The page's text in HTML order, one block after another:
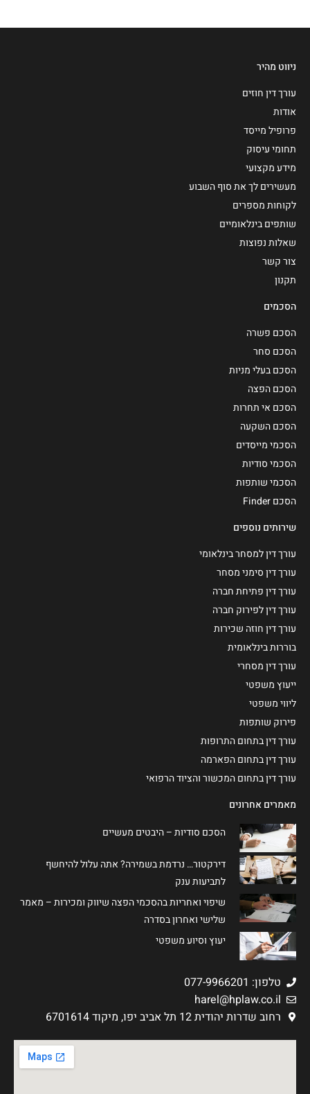
ניווט מהיר
עורך דין חוזים
אודות
פרופיל מייסד
תחומי עיסוק
מידע מקצועי
מעשירים לך את סוף השבוע
לקוחות מספרים
שותפים בינלאומיים
שאלות נפוצות
צור קשר
תקנון
הסכמים
הסכם פשרה
הסכם סחר
הסכם בעלי מניות
הסכם הפצה
הסכם אי תחרות
הסכם השקעה
הסכמי מייסדים
הסכמי סודיות
הסכמי שותפות
הסכם Finder
שירותים נוספים
עורך דין למסחר בינלאומי
עורך דין סימני מסחר
עורך דין פתיחת חברה
עורך דין לפירוק חברה
עורך דין חוזה שכירות
בוררות בינלאומית
עורך דין מסחרי
ייעוץ משפטי
ליווי משפטי
פירוק שותפות
עורך דין בתחום התרופות
עורך דין בתחום הפארמה
עורך דין בתחום המכשור והציוד הרפואי
מאמרים אחרונים
הסכם סודיות – היבטים מעשיים
דירקטור… נרדמת בשמירה? אתה עלול להיחשף
לתביעות ענק
שיפוי ואחריות בהסכמי הפצה שיווק ומכירות – מאמר
שלישי ואחרון בסדרה
יעוץ וסיוע משפטי
טלפון: 077-9966201
harel@hplaw.co.il
רחוב שדרות יהודית 12 תל אביב יפו, מיקוד 6701614